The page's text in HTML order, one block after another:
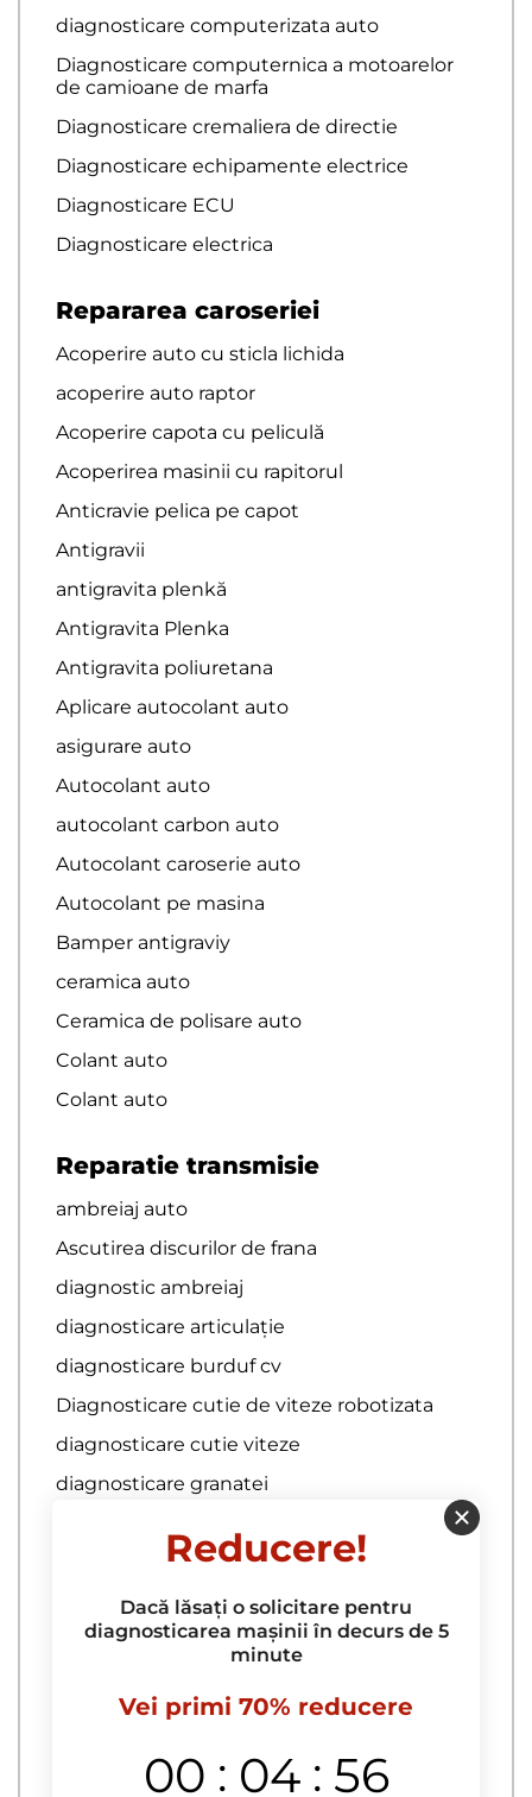
diagnosticare computerizata auto
Diagnosticare computernica a motoarelor
de camioane de marfa
Diagnosticare cremaliera de directie
Diagnosticare echipamente electrice
Diagnosticare ECU
Diagnosticare electrica
Repararea caroseriei
Acoperire auto cu sticla lichida
acoperire auto raptor
Acoperire capota cu peliculă
Acoperirea masinii cu rapitorul
Anticravie pelica pe capot
Antigravii
antigravita plenkă
Antigravita Plenka
Antigravita poliuretana
Aplicare autocolant auto
asigurare auto
Autocolant auto
autocolant carbon auto
Autocolant caroserie auto
Autocolant pe masina
Bamper antigraviy
ceramica auto
Ceramica de polisare auto
Colant auto
Colant auto
Reparatie transmisie
ambreiaj auto
Ascutirea discurilor de frana
diagnostic ambreiaj
diagnosticare articulație
diagnosticare burduf cv
Diagnosticare cutie de viteze robotizata
diagnosticare cutie viteze
diagnosticare granatei
Diagnosticare si reparatie hidrobloc si
diagnosticare transmisie automata
Diagnosticare variatoare
Diagnosticarea cutiei de viteze
inlocuire ambreiaj
Reducere!
Dacă lăsați o solicitare pentru
diagnosticarea mașinii în decurs de 5
minute
Vei primi 70% reducere
00 : 04 : 55